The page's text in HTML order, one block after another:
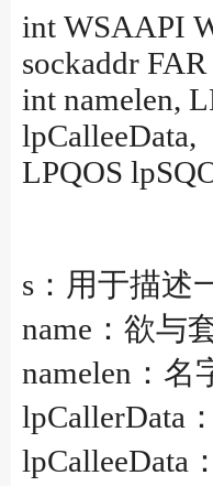
int WSAAPI
sockaddr
int namelen,
lpCalleeData,
LPQOS
s：用于描述
name：欲与
namelen：名
lpCallerData
lpCalleeData